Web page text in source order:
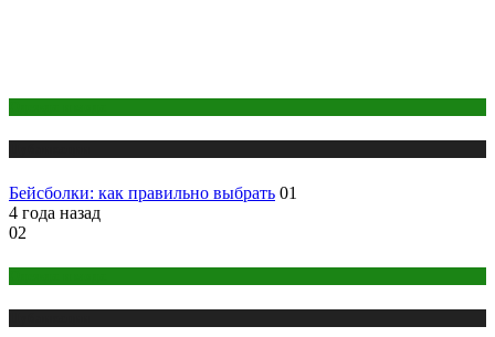
Бейсболки: как правильно выбрать 01
4 года назад
02